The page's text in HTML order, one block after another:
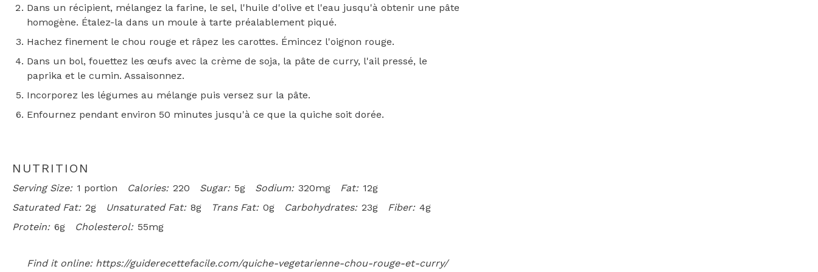
Dans un récipient, mélangez la farine, le sel, l'huile d'olive et l'eau jusqu'à obtenir une pâte
homogène. Étalez-la dans un moule à tarte préalablement piqué.
Hachez finement le chou rouge et râpez les carottes. Émincez l'oignon rouge.
Dans un bol, fouettez les œufs avec la crème de soja, la pâte de curry, l'ail pressé, le
paprika et le cumin. Assaisonnez.
Incorporez les légumes au mélange puis versez sur la pâte.
Enfournez pendant environ 50 minutes jusqu'à ce que la quiche soit dorée.
NUTRITION
Serving Size: 1 portion Calories: 220 Sugar: 5g Sodium: 320mg Fat: 12g
Saturated Fat: 2g Unsaturated Fat: 8g Trans Fat: 0g Carbohydrates: 23g Fiber: 4g
Protein: 6g Cholesterol: 55mg
Find it online: https://guiderecettefacile.com/quiche-vegetarienne-chou-rouge-et-curry/